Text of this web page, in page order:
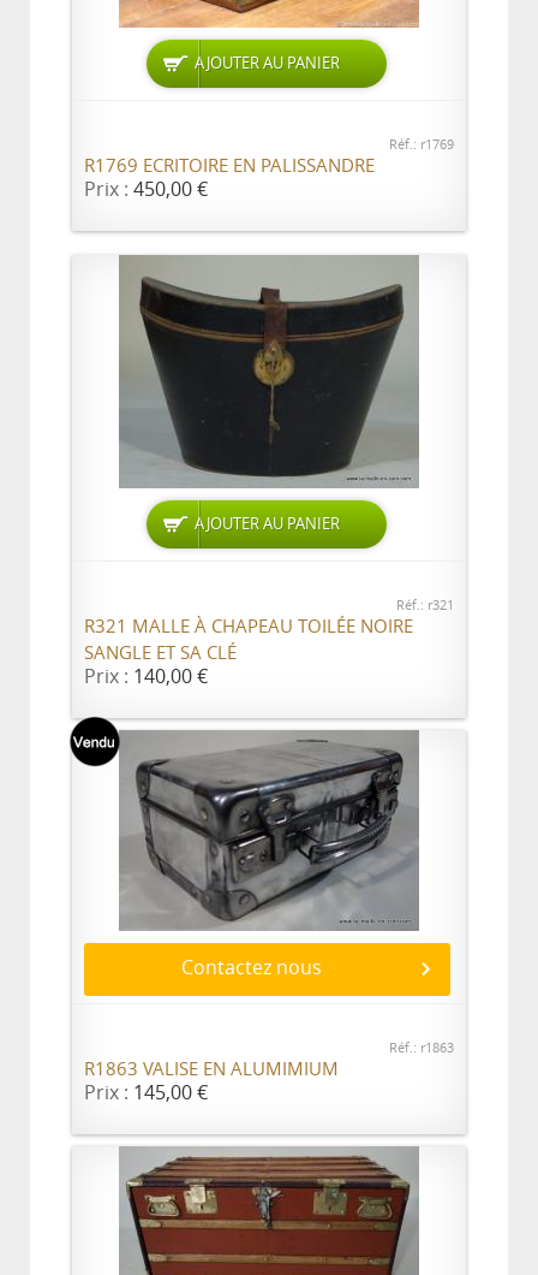
AJOUTER AU PANIER
Réf.: r1769
R1769 ECRITOIRE EN PALISSANDRE
Prix : 450,00 €
AJOUTER AU PANIER
Réf.: r321
R321 MALLE À CHAPEAU TOILÉE NOIRE
SANGLE ET SA CLÉ
Prix : 140,00 €
Contactez nous
Réf.: r1863
R1863 VALISE EN ALUMIMIUM
Prix : 145,00 €